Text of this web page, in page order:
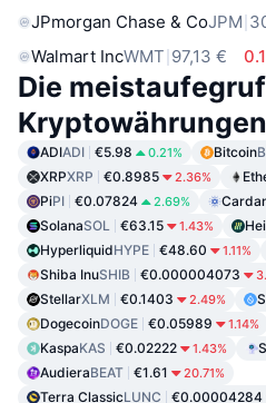
JPmorgan Chase & CoJPM
Walmart IncWMT 97,13 €
Die
Kryptowährungen
ADIADI €5.98 0.21% Bitcoin
XRPXRP €0.8985 2.36%
PiPI €0.07824 2.69%
SolanaSOL €63.15 1.43%
HyperliquidHYPE €48.60 1.11%
Shiba InuSHIB €0.000004073
StellarXLM €0.1403 2.49%
DogecoinDOGE €0.05989 1.14%
KaspaKAS €0.02222 1.43%
AudieraBEAT €1.61 20.71%
Terra ClassicLUNC €0.00004284